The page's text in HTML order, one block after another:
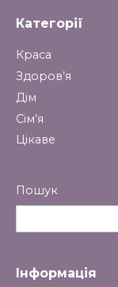
Категорії
Краса
Здоров’я
Дім
Сім’я
Цікаве
Пошук
Інформація